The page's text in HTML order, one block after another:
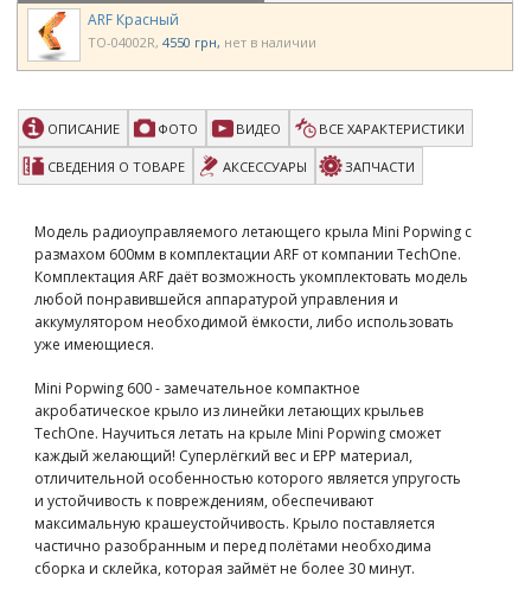
ARF Красный
TO-04002R 4550 грн нет в наличии
ОПИСАНИЕ ФОТО ВИДЕО ВСЕ ХАРАКТЕРИСТИКИ
СВЕДЕНИЯ О ТОВАРЕ АКСЕССУАРЫ ЗАПЧАСТИ
Модель радиоуправляемого летающего крыла Mini Popwing с
размахом 600мм в комплектации ARF от компании TechOne.
Комплектация ARF даёт возможность укомплектовать модель
любой понравившейся аппаратурой управления и
аккумулятором необходимой ёмкости, либо использовать
уже имеющиеся.
Mini Popwing 600 - замечательное компактное
акробатическое крыло из линейки летающих крыльев
TechOne. Научиться летать на крыле Mini Popwing сможет
каждый желающий! Суперлёгкий вес и EPP материал,
отличительной особенностью которого является упругость
и устойчивость к повреждениям, обеспечивают
максимальную крашеустойчивость. Крыло поставляется
частично разобранным и перед полётами необходима
сборка и склейка, которая займёт не более 30 минут.